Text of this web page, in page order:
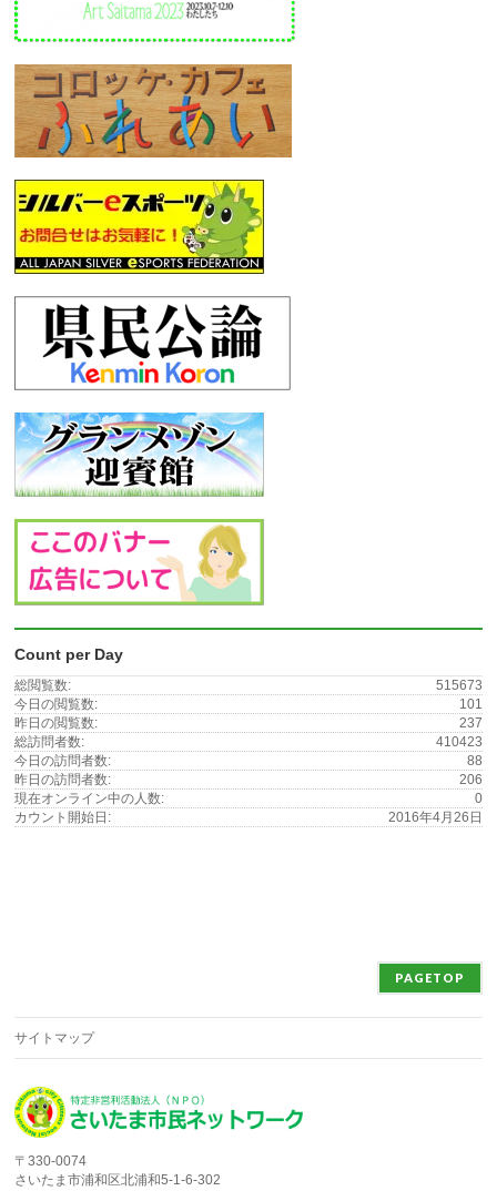
Count per Day
515673
総閲覧数:
101
今日の閲覧数:
237
昨日の閲覧数:
410423
総訪問者数:
88
今日の訪問者数:
206
昨日の訪問者数:
0
現在オンライン中の人数:
2016年4月26日
カウント開始日:
PAGETOP
サイトマップ
〒330-0074
さいたま市浦和区北浦和5-1-6-302